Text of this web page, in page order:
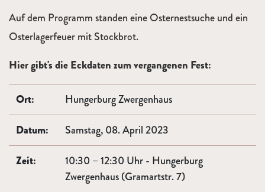
Auf dem Programm standen eine Osternestsuche und ein
Osterlagerfeuer mit Stockbrot.
Hier gibt's die Eckdaten zum vergangenen Fest:
Ort:
Hungerburg Zwergenhaus
Datum:
Samstag, 08. April 2023
Zeit:
10:30 – 12:30 Uhr - Hungerburg
Zwergenhaus (Gramartstr. 7)